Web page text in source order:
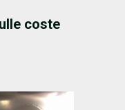
coste